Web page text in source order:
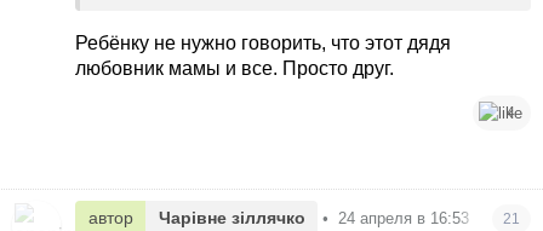
Ребёнку не нужно говорить, что этот дядя
любовник мамы и все. Просто друг.
4
автор Чарівне зіллячко • 24 апреля в 16:53 21